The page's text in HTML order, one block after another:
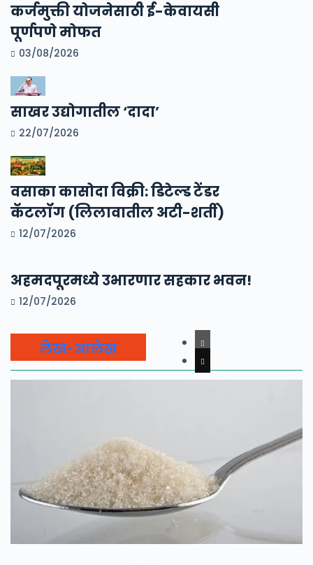
कर्जमुक्ती योजनेसाठी ई-केवायसी
पूर्णपणे मोफत
03/08/2026
साखर उद्योगातील ‘दादा’
22/07/2026
वसाका कासोदा विक्री: डिटेल्ड टेंडर
कॅटलॉग (लिलावातील अटी-शर्ती)
12/07/2026
अहमदपूरमध्ये उभारणार सहकार भवन!
12/07/2026
लेख-आलेख